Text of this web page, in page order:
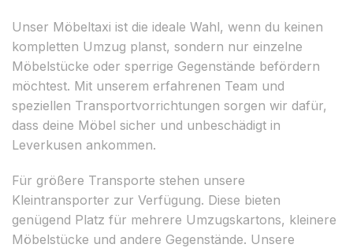
Unser Möbeltaxi ist die ideale Wahl, wenn du keinen
kompletten Umzug planst, sondern nur einzelne
Möbelstücke oder sperrige Gegenstände befördern
möchtest. Mit unserem erfahrenen Team und
speziellen Transportvorrichtungen sorgen wir dafür,
dass deine Möbel sicher und unbeschädigt in
Leverkusen ankommen.
Für größere Transporte stehen unsere
Kleintransporter zur Verfügung. Diese bieten
genügend Platz für mehrere Umzugskartons, kleinere
Möbelstücke und andere Gegenstände. Unsere